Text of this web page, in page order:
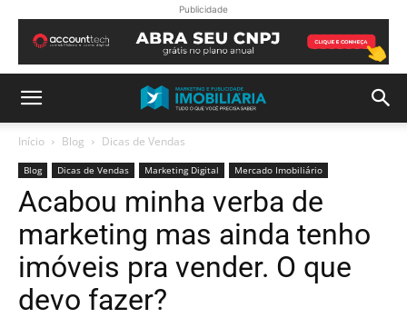
Publicidade
Início Blog Dicas de Vendas
Blog Dicas de Vendas Marketing Digital Mercado Imobiliário
Acabou minha verba de
marketing mas ainda tenho
imóveis pra vender. O que
devo fazer?